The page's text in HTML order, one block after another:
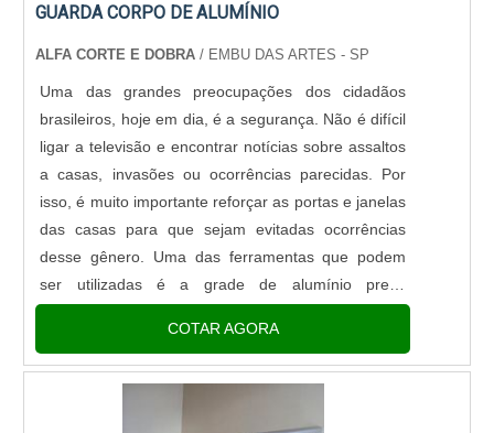
GUARDA CORPO DE ALUMÍNIO
ALFA CORTE E DOBRA / EMBU DAS ARTES - SP
Uma das grandes preocupações dos cidadãos
brasileiros, hoje em dia, é a segurança. Não é difícil
ligar a televisão e encontrar notícias sobre assaltos
a casas, invasões ou ocorrências parecidas. Por
isso, é muito importante reforçar as portas e janelas
das casas para que sejam evitadas ocorrências
desse gênero. Uma das ferramentas que podem
ser utilizadas é a grade de alumínio preço
COTAR AGORA